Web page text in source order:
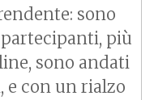
sono
più
sono andati
e con un rialzo